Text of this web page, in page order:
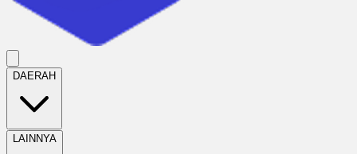
DAERAH
LAINNYA